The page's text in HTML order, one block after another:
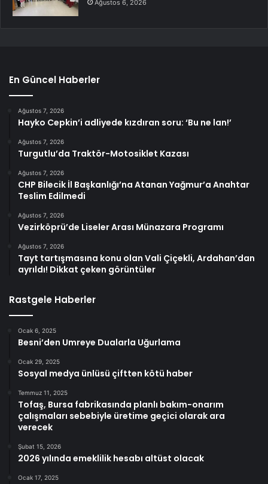
Ağustos 6, 2026
En Güncel Haberler
Ağustos 7, 2026
Hayko Cepkin’i adliyede kızdıran soru: ‘Bu ne lan!’
Ağustos 7, 2026
Turgutlu’da Traktör-Motosiklet Kazası
Ağustos 7, 2026
CHP Bilecik İl Başkanlığı’na Atanan Yağmur’a Anahtar
Teslim Edilmedi
Ağustos 7, 2026
Vezirköprü’de Liseler Arası Münazara Programı
Ağustos 7, 2026
Tayt tartışmasına konu olan Vali Çiçekli, Ardahan’dan
ayrıldı! Dikkat çeken görüntüler
Rastgele Haberler
Ocak 6, 2025
Besni’den Umreye Dualarla Uğurlama
Ocak 29, 2025
Sosyal medya ünlüsü çiftten kötü haber
Temmuz 11, 2025
Tofaş, Bursa fabrikasında planlı bakım-onarım
çalışmaları sebebiyle üretime geçici olarak ara
verecek
Şubat 15, 2026
2026 yılında emeklilik hesabı altüst olacak
Ocak 17, 2025